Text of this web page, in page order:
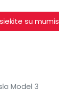
su mumis
Model 3